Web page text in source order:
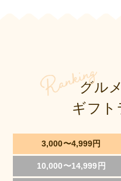
グル
ギフト
3,000〜4,999円
10,000〜14,999円